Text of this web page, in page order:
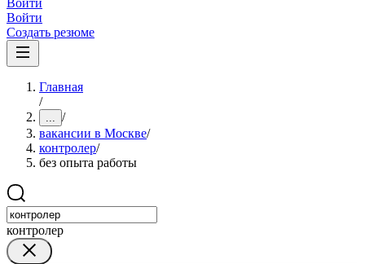
Войти
Войти
Создать резюме
Главная
/
... /
вакансии в Москве/
контролер/
без опыта работы
контролер